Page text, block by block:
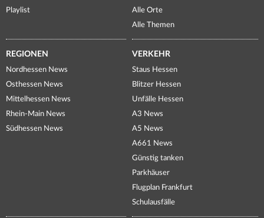
Playlist
Alle Orte
Alle Themen
REGIONEN
Nordhessen News
Osthessen News
Mittelhessen News
Rhein-Main News
Südhessen News
VERKEHR
Staus Hessen
Blitzer Hessen
Unfälle Hessen
A3 News
A5 News
A661 News
Günstig tanken
Parkhäuser
Flugplan Frankfurt
Schulausfälle